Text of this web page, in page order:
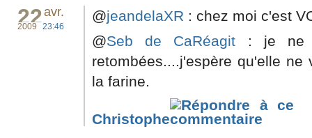
22avr.
2009 23:46
@jeandelaXR : chez moi c'est
@Seb de CaRéagit : je ne
retombées....j'espère qu'elle
la farine.
Christophe